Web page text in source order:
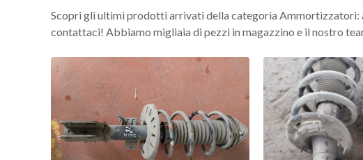
Scopri gli ultimi prodotti arrivati della categoria Ammortizzatori:
contattaci! Abbiamo migliaia di pezzi in magazzino e il nostro